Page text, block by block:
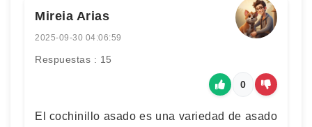
Mireia Arias
2025-09-30 04:06:59
Respuestas : 15
0
El cochinillo asado es una variedad de asado